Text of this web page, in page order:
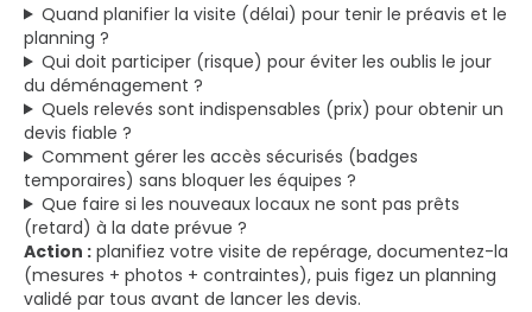
Quand planifier la visite (délai) pour tenir le préavis et le
planning ?
Qui doit participer (risque) pour éviter les oublis le jour
du déménagement ?
Quels relevés sont indispensables (prix) pour obtenir un
devis fiable ?
Comment gérer les accès sécurisés (badges
temporaires) sans bloquer les équipes ?
Que faire si les nouveaux locaux ne sont pas prêts
(retard) à la date prévue ?
Action : planifiez votre visite de repérage, documentez-la
(mesures + photos + contraintes), puis figez un planning
validé par tous avant de lancer les devis.